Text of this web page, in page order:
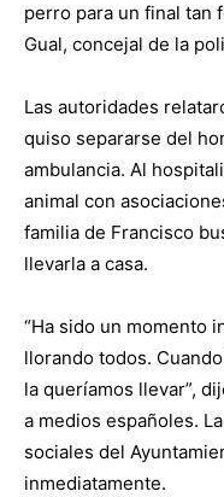
perro para un final tan
Gual, concejal de la
Las autoridades
quiso separarse del
ambulancia. Al
animal con
familia de Francisco
llevarla a casa.
“Ha sido un momento
llorando todos.
la queríamos llevar”,
a medios españoles.
sociales del
inmediatamente.